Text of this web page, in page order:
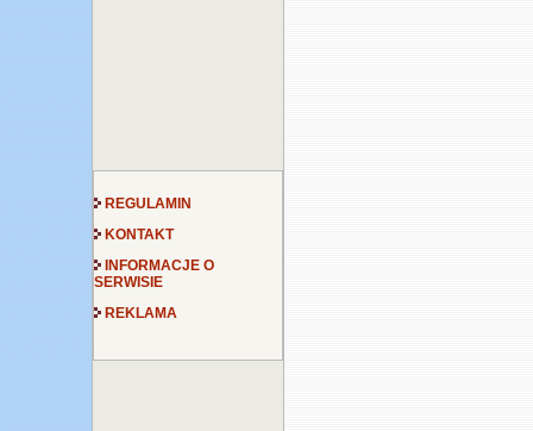
REGULAMIN
KONTAKT
INFORMACJE O
SERWISIE
REKLAMA